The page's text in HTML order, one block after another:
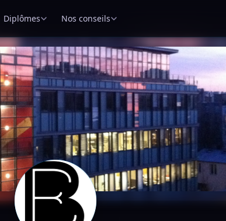
Diplômes Nos conseils